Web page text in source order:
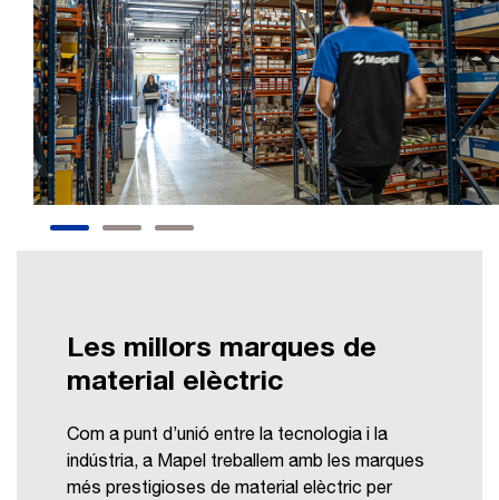
Les millors marques de
material elèctric
Com a punt d’unió entre la tecnologia i la
indústria, a Mapel treballem amb les marques
més prestigioses de material elèctric per